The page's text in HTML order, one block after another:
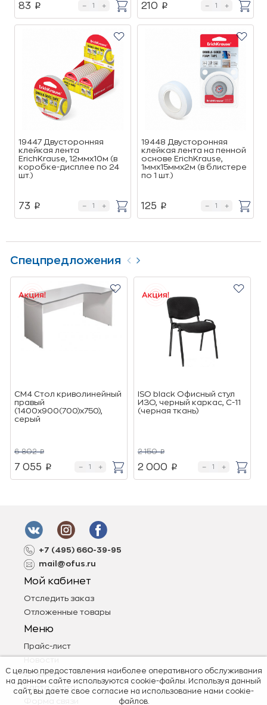
83 p 210 p
19447 Двусторонняя
клейкая лента
ErichKrause, 12ммх10м (в
коробке-дисплее по 24
шт.)
73 p
19448 Двусторонняя
клейкая лента на пенной
основе ErichKrause,
1ммx15ммx2м (в блистере
по 1 шт.)
125 p
Спецпредложения
СМ4 Стол криволинейный
правый
(1400х900(700)х750),
cерый
6 802 p
7 055 p
ISO black Офисный стул
ИЗО, черный каркас, C-11
(черная ткань)
2 150 p
2 000 p
+7 (495) 660-39-95
mail@ofus.ru
Мой кабинет
Отследить заказ
Отложенные товары
Меню
Прайс-лист
Отзывы
Карта сайта
С целью предоставления наиболее оперативного обслуживания
на данном сайте используются cookie-файлы. Используя данный
сайт, вы даете свое согласие на использование нами cookie-
файлов.